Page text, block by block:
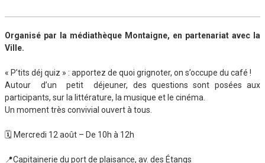
Organisé par la médiathèque Montaigne, en partenariat avec la
Ville.
« P’tits déj quiz » : apportez de quoi grignoter, on s’occupe du café !
Autour d’un petit déjeuner, des questions sont posées aux
participants, sur la littérature, la musique et le cinéma.
Un moment très convivial ouvert à tous.
🗓️ Mercredi 12 août – De 10h à 12h
📍Capitainerie du port de plaisance, av. des Étangs